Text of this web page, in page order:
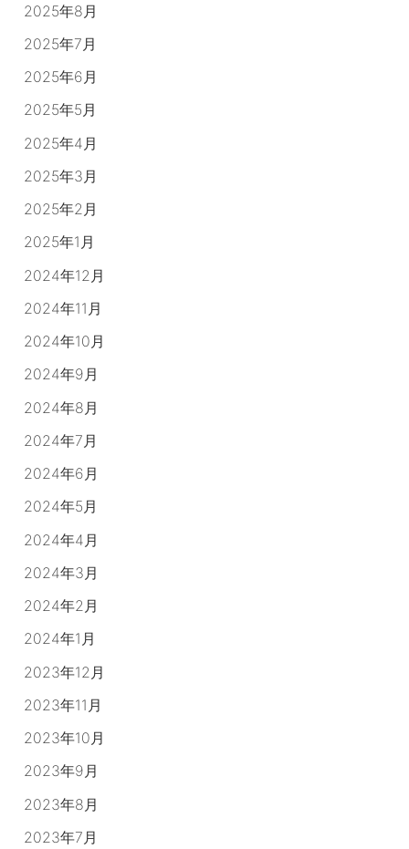
2025年8月
2025年7月
2025年6月
2025年5月
2025年4月
2025年3月
2025年2月
2025年1月
2024年12月
2024年11月
2024年10月
2024年9月
2024年8月
2024年7月
2024年6月
2024年5月
2024年4月
2024年3月
2024年2月
2024年1月
2023年12月
2023年11月
2023年10月
2023年9月
2023年8月
2023年7月